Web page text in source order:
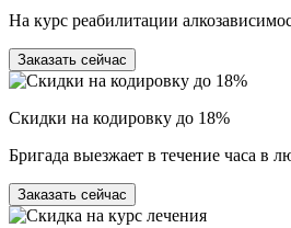
На курс реабилитации
Заказать сейчас
Скидки на кодировку до 18%
Бригада выезжает в течение часа в
Заказать сейчас